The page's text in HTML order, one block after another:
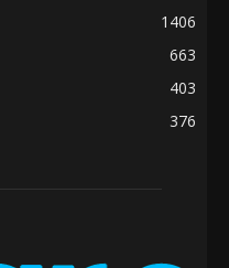
1406
663
403
376